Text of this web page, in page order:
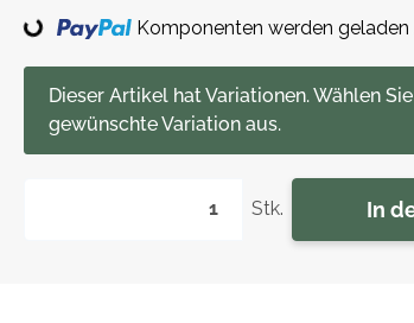
Stk. In
x
Dieser Artikel hat Variationen. Wählen
gewünschte Variation aus.
Loading... Komponenten werden geladen